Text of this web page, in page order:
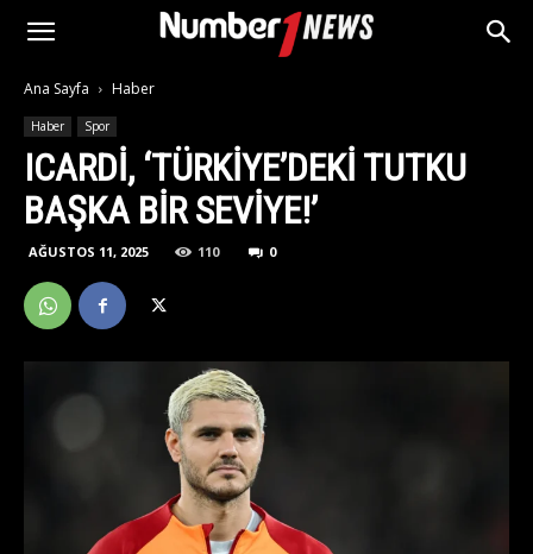
Ana Sayfa Haber
Haber Spor
ICARDI, ‘TÜRKIYE’DEKI TUTKU
BAŞKA BIR SEVIYE!’
AĞUSTOS 11, 2025 110 0